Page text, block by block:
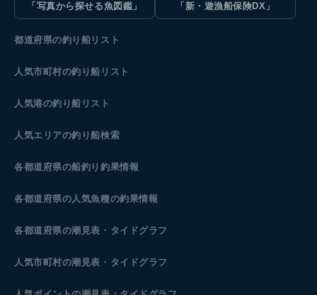
「写真から探せる魚図鑑」
「新・遊漁船保険DX」
都道府県の釣り船リスト
人気市町村の釣り船リスト
人気港の釣り船リスト
人気エリアの釣り船検索
各都道府県の船釣り釣果情報
各都道府県の人気魚種の釣果情報
各都道府県の潮見表 ・タイドグラフ
人気市町村の潮見表・タイドグラフ